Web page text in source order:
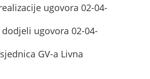
ugovora 02-04-
ugovora 02-04-
GV-a Livna